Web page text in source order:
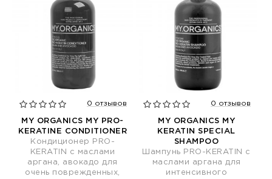
0 отзывов
MY ORGANICS MY PRO-
KERATINE CONDITIONER
Кондиционер PRO-
KERATIN с маслами
аргана, авокадо для
очень поврежденных,
0 отзывов
MY ORGANICS MY
KERATIN SPECIAL
SHAMPOO
Шампунь PRO-KERATIN с
маслами аргана для
интенсивного